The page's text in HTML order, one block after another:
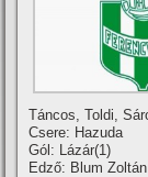
Táncos, Toldi,
Csere: Hazuda
Gól: Lázár(1)
Edző: Blum Zoltán